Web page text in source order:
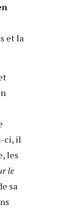
et la
ci, il
les
le
sa